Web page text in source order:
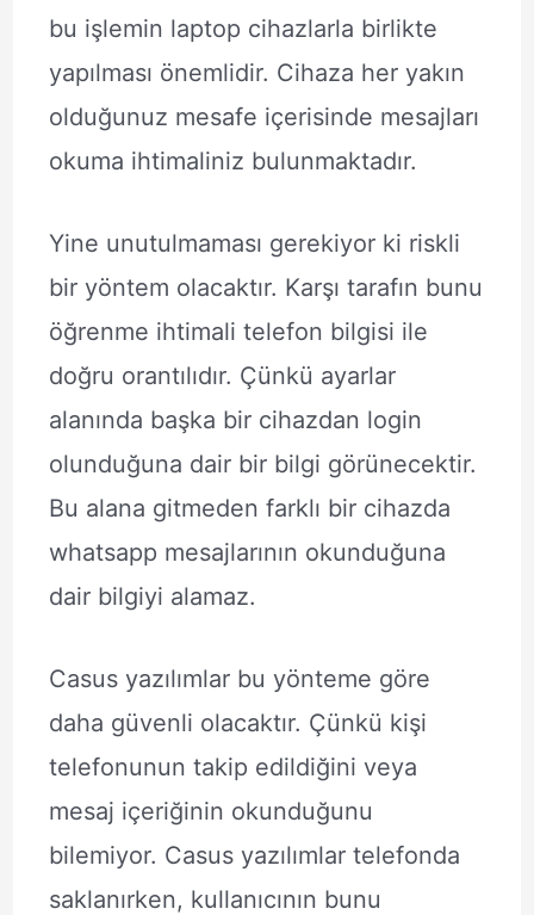
bu işlemin laptop cihazlarla birlikte
yapılması önemlidir. Cihaza her yakın
olduğunuz mesafe içerisinde mesajları
okuma ihtimaliniz bulunmaktadır.
Yine unutulmaması gerekiyor ki riskli
bir yöntem olacaktır. Karşı tarafın bunu
öğrenme ihtimali telefon bilgisi ile
doğru orantılıdır. Çünkü ayarlar
alanında başka bir cihazdan login
olunduğuna dair bir bilgi görünecektir.
Bu alana gitmeden farklı bir cihazda
whatsapp mesajlarının okunduğuna
dair bilgiyi alamaz.
Casus yazılımlar bu yönteme göre
daha güvenli olacaktır. Çünkü kişi
telefonunun takip edildiğini veya
mesaj içeriğinin okunduğunu
bilemiyor. Casus yazılımlar telefonda
saklanırken, kullanıcının bunu